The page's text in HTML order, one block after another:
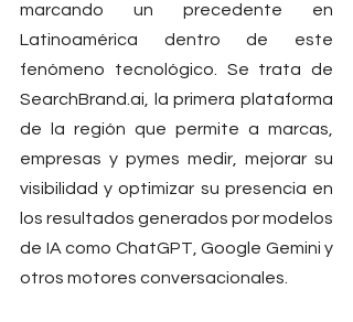
marcando un precedente en
Latinoamérica dentro de este
SearchBrand.ai , la primera plataforma
de la región que permite a marcas,
empresas y pymes medir, mejorar su
visibilidad y optimizar su presencia en
los resultados generados por modelos
de IA como ChatGPT, Google Gemini y
otros motores conversacionales.